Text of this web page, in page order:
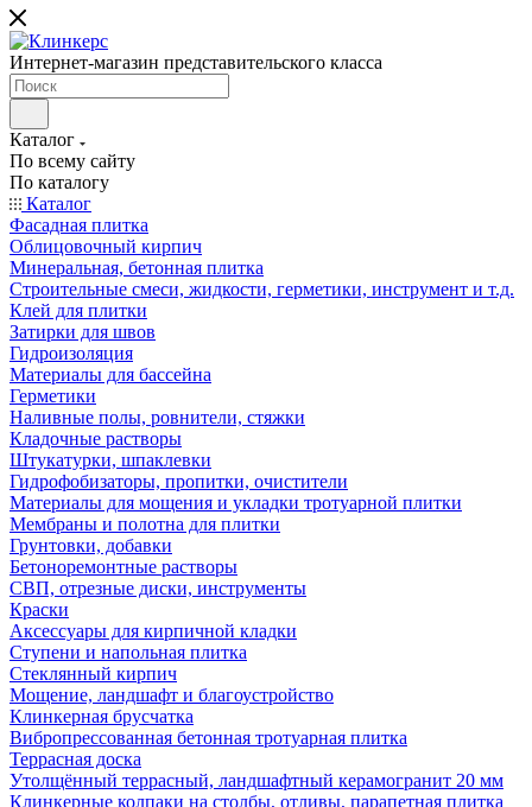
Интернет-магазин представительского класса
Каталог
По всему сайту
По каталогу
Каталог
Фасадная плитка
Облицовочный кирпич
Минеральная, бетонная плитка
Строительные смеси, жидкости, герметики, инструмент и т.д.
Клей для плитки
Затирки для швов
Гидроизоляция
Материалы для бассейна
Герметики
Наливные полы, ровнители, стяжки
Кладочные растворы
Штукатурки, шпаклевки
Гидрофобизаторы, пропитки, очистители
Материалы для мощения и укладки тротуарной плитки
Мембраны и полотна для плитки
Грунтовки, добавки
Бетоноремонтные растворы
СВП, отрезные диски, инструменты
Краски
Аксессуары для кирпичной кладки
Ступени и напольная плитка
Cтеклянный кирпич
Мощение, ландшафт и благоустройство
Клинкерная брусчатка
Вибропрессованная бетонная тротуарная плитка
Террасная доска
Утолщённый террасный, ландшафтный керамогранит 20 мм
Клинкерные колпаки на столбы, отливы, парапетная плитка